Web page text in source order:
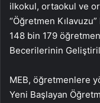
ilkokul, ortaokul ve
“Öğretmen
148 bin 179
Becerilerinin
MEB, öğretmenlere
Yeni Başlayan